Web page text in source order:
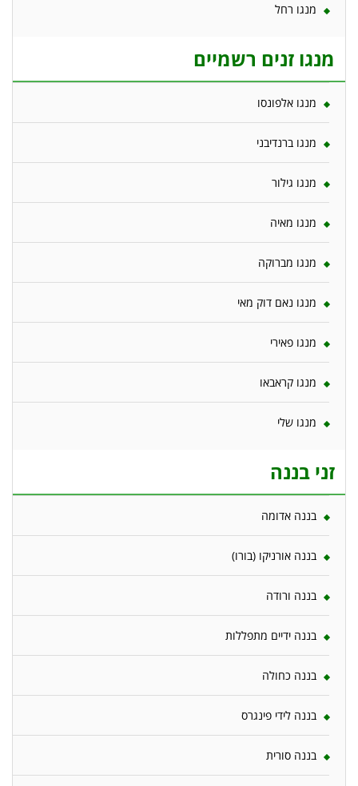
מנגו רחל
מנגו זנים רשמיים
מנגו אלפונסו
מנגו ברנדיבני
מנגו גילור
מנגו מאיה
מנגו מברוקה
מנגו נאם דוק מאי
מנגו פאירי
מנגו קראבאו
מנגו שלי
זני בננה
בננה אדומה
בננה אורניקו (בורו)
בננה ורודה
בננה ידיים מתפללות
בננה כחולה
בננה לידי פינגרס
בננה סורית